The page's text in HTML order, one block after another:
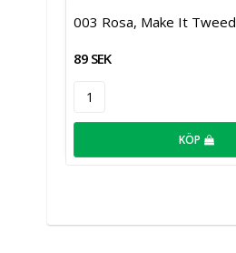
003 Rosa, Make It Tweed
89 SEK
KÖP